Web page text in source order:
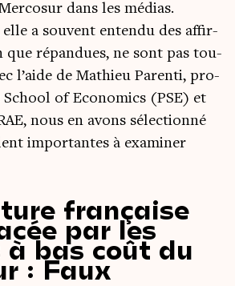
dans les médias.
elle a sou­vent enten­du des affir­
que répan­dues, ne sont pas tou­
l’aide de Mathieu Paren­ti, pro­
School of Eco­no­mics (PSE) et
nous en avons sélec­tion­né
impor­tantes à exa­mi­ner
française
par les
bas coût du
: Faux